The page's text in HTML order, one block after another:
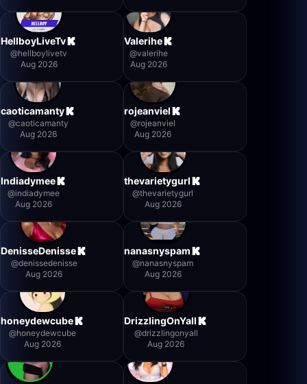
HellboyLiveTv
@hellboylivetv
Aug 2026
Valerihe
@valerihe
Aug 2026
caoticamanty
@caoticamanty
Aug 2026
rojeanviel
@rojeanviel
Aug 2026
Indiadymee
@indiadymee
Aug 2026
thevarietygurl
@thevarietygurl
Aug 2026
DenisseDenisse
@denissedenisse
Aug 2026
nanasnyspam
@nanasnyspam
Aug 2026
honeydewcube
@honeydewcube
Aug 2026
DrizzlingOnYall
@drizzlingonyall
Aug 2026